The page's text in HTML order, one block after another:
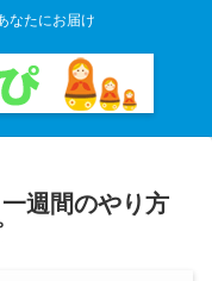
なたにお届け
週間のやり方